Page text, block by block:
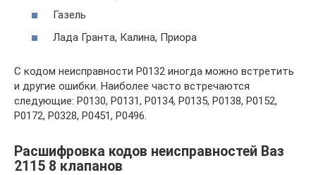
Газель
Лада Гранта, Калина, Приора
С кодом неисправности Р0132 иногда можно встретить
и другие ошибки. Наиболее часто встречаются
следующие: P0130, P0131, P0134, P0135, P0138, P0152,
P0172, P0328, P0451, P0496.
Расшифровка кодов неисправностей Ваз
2115 8 клапанов